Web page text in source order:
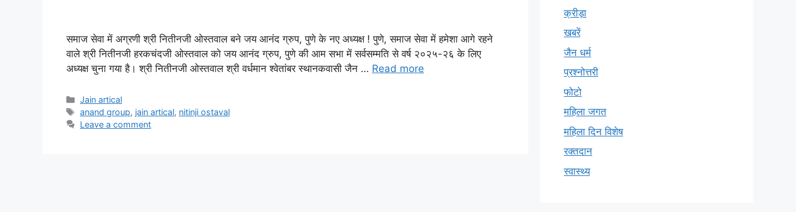
समाज सेवा में अग्रणी श्री नितीनजी ओस्तवाल बने जय आनंद ग्रुप, पुणे के नए अध्यक्ष ! पुणे, समाज सेवा में हमेशा आगे रहने
वाले श्री नितीनजी हरकचंदजी ओस्तवाल को जय आनंद ग्रुप, पुणे की आम सभा में सर्वसम्मति से वर्ष २०२५-२६ के लिए
अध्यक्ष चुना गया है। श्री नितीनजी ओस्तवाल श्री वर्धमान श्वेतांबर स्थानकवासी जैन … Read more
Categories
Jain artical
Tags
anand group, jain artical, nitinji ostaval
Leave a comment
क्रीड़ा
खबरें
जैन धर्म
प्रश्नोत्तरी
फोटो
महिला जगत
महिला दिन विशेष
रक्तदान
स्वास्थ्य